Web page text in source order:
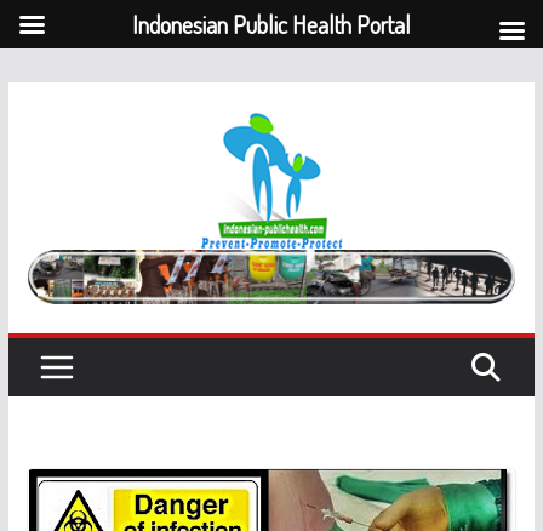
Indonesian Public Health Portal